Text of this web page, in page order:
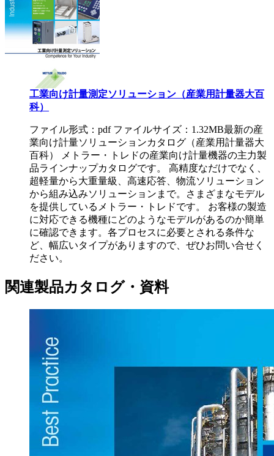
工業向け計量測定ソリューション（産業用計量器大百
科）
ファイル形式：pdf ファイルサイズ：1.32MB最新の産
業向け計量ソリューションカタログ（産業用計量器大
百科） メトラー・トレドの産業向け計量機器の主力製
品ラインナップカタログです。 高精度なだけでなく、
超軽量から大重量級、高速応答、物流ソリューション
から組み込みソリューションまで。さまざまなモデル
を提供しているメトラー・トレドです。 お客様の製造
に対応できる機種にどのようなモデルがあるのか簡単
に確認できます。各プロセスに必要とされる条件な
ど、幅広いタイプがありますので、ぜひお問い合せく
ださい。
関連製品カタログ・資料